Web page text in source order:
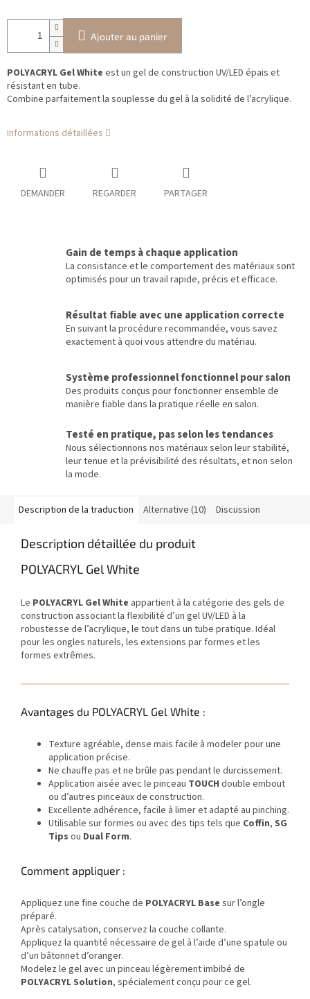
Ajouter au panier
POLYACRYL Gel White est un gel de construction UV/LED épais et
résistant en tube.
Combine parfaitement la souplesse du gel à la solidité de l’acrylique.
Informations détaillées
DEMANDER REGARDER PARTAGER
Gain de temps à chaque application
La consistance et le comportement des matériaux sont
optimisés pour un travail rapide, précis et efficace.
Résultat fiable avec une application correcte
En suivant la procédure recommandée, vous savez
exactement à quoi vous attendre du matériau.
Système professionnel fonctionnel pour salon
Des produits conçus pour fonctionner ensemble de
manière fiable dans la pratique réelle en salon.
Testé en pratique, pas selon les tendances
Nous sélectionnons nos matériaux selon leur stabilité,
leur tenue et la prévisibilité des résultats, et non selon
la mode.
Description de la traduction Alternative (10) Discussion
Description détaillée du produit
POLYACRYL Gel White
Le POLYACRYL Gel White appartient à la catégorie des gels de
construction associant la flexibilité d’un gel UV/LED à la
robustesse de l’acrylique, le tout dans un tube pratique. Idéal
pour les ongles naturels, les extensions par formes et les
formes extrêmes.
Avantages du POLYACRYL Gel White :
Texture agréable, dense mais facile à modeler pour une
application précise.
Ne chauffe pas et ne brûle pas pendant le durcissement.
Application aisée avec le pinceau TOUCH double embout
ou d’autres pinceaux de construction.
Excellente adhérence, facile à limer et adapté au pinching.
Utilisable sur formes ou avec des tips tels que Coffin, SG
Tips ou Dual Form.
Comment appliquer :
Appliquez une fine couche de POLYACRYL Base sur l’ongle
préparé.
Après catalysation, conservez la couche collante.
Appliquez la quantité nécessaire de gel à l’aide d’une spatule ou
d’un bâtonnet d’oranger.
Modelez le gel avec un pinceau légèrement imbibé de
POLYACRYL Solution, spécialement conçu pour ce gel.